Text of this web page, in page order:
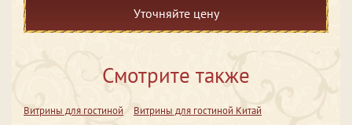
Уточняйте цену
Смотрите также
Витрины для гостиной Витрины для гостиной Китай